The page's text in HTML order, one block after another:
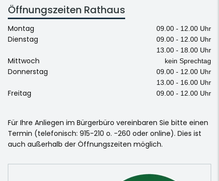
Öffnungszeiten Rathaus
Montag 09.00 - 12.00 Uhr
Dienstag
09.00 - 12.00 Uhr
13.00 - 18.00 Uhr
Mittwoch kein Sprechtag
Donnerstag
09.00 - 12.00 Uhr
13.00 - 16.00 Uhr
Freitag 09.00 - 12.00 Uhr
Für Ihre Anliegen im Bürgerbüro vereinbaren Sie bitte einen
Termin (telefonisch: 915-210 o. -260 oder online). Dies ist
auch außerhalb der Öffnungszeiten möglich.